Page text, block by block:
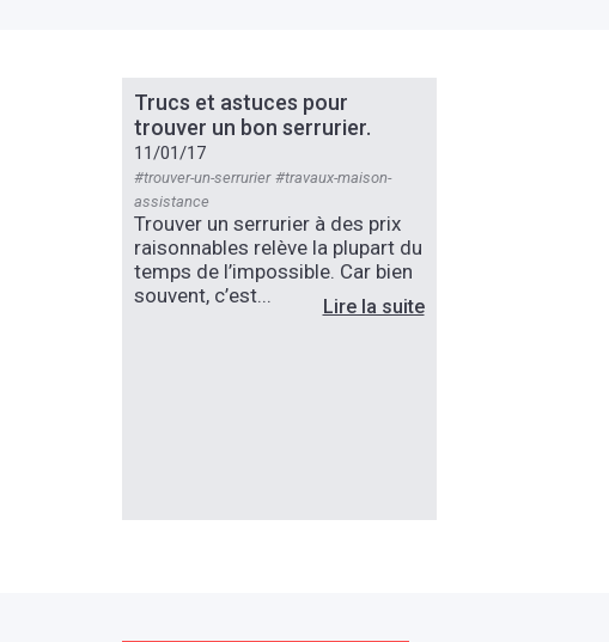
Trucs et astuces pour
trouver un bon serrurier.
11/01/17
#trouver-un-serrurier #travaux-maison-
assistance
Trouver un serrurier à des prix
raisonnables relève la plupart du
temps de l’impossible. Car bien
souvent, c’est...
Lire la suite